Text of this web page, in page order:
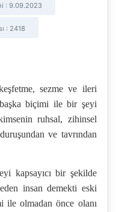
: 9.09.2023
: 2418
sezme ve ileri
biçimi ile bir şeyi
ruhsal, zihinsel
ve tavrından
kapsayıcı bir şekilde
insan demekti eski
ile olmadan önce olanı